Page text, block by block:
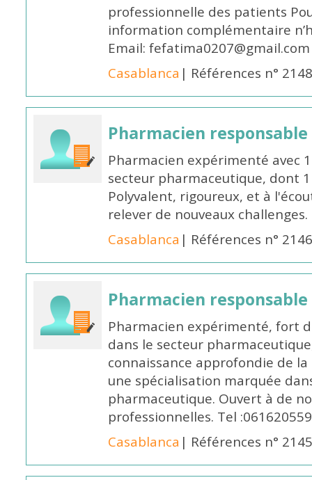
professionnelle des patients
information complémentaire
Email: fefatima0207@gmail.com
Casablanca | Références n°
Pharmacien responsable
Pharmacien expérimenté avec
secteur pharmaceutique, dont
Polyvalent, rigoureux, et à
relever de nouveaux
Casablanca | Références n°
Pharmacien responsable
Pharmacien expérimenté, fort
dans le secteur
connaissance approfondie de
une spécialisation marquée
pharmaceutique. Ouvert à de
professionnelles. Tel
Casablanca | Références n°